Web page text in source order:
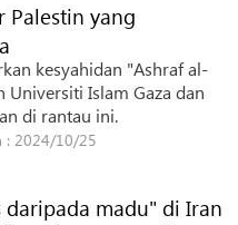
Palestin yang
kesyahidan "Ashraf al-
Universiti Islam Gaza dan
di rantau ini.
: 2024/10/25
madu" di Iran